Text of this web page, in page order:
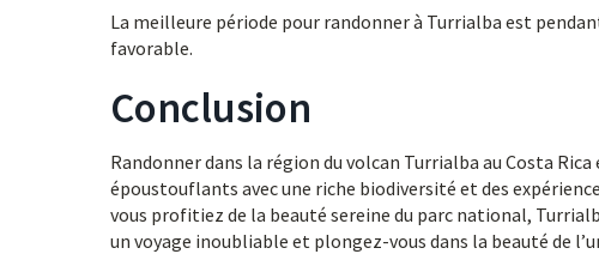
La meilleure période pour randonner à Turrialba est
favorable.
Conclusion
Randonner dans la région du volcan Turrialba au Costa
époustouflants avec une riche biodiversité et des
vous profitiez de la beauté sereine du parc national,
un voyage inoubliable et plongez-vous dans la beauté de